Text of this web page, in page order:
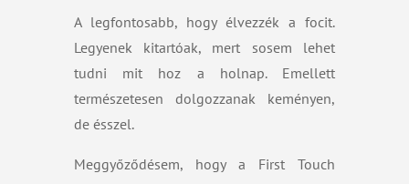
A legfontosabb, hogy élvezzék a focit.
Legyenek kitartóak, mert sosem lehet
tudni mit hoz a holnap. Emellett
természetesen dolgozzanak keményen,
de ésszel.
Meggyőződésem, hogy a First Touch